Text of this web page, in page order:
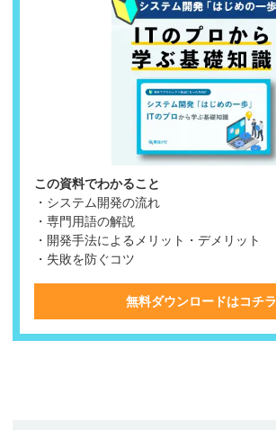
この資料でわかること
・システム開発の流れ
・専門用語の解説
・開発手法によるメリット・デメリット
・失敗を防ぐコツ
無料ダウンロードはコチラ